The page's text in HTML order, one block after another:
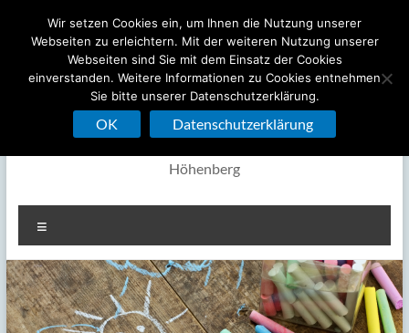
Inhalt
ES Praxis für
Sprachtherapie
Höhenberg GmbH
Höhenberg
Wir setzen Cookies ein, um Ihnen die Nutzung unserer
Webseiten zu erleichtern. Mit der weiteren Nutzung unserer
Webseiten sind Sie mit dem Einsatz der Cookies
einverstanden. Weitere Informationen zu Cookies entnehmen
Sie bitte unserer Datenschutzerklärung.
OK Datenschutzerklärung